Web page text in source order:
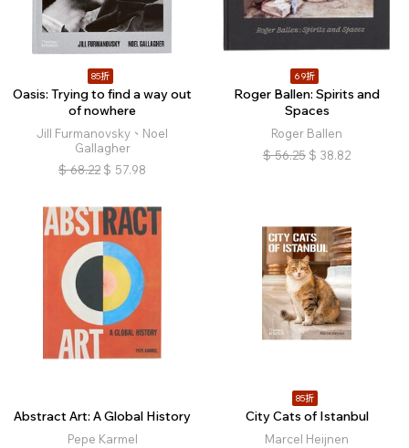
85折
Oasis: Trying to find a way out
of nowhere
Jill Furmanovsky、Noel
Gallagher
$ 68.22 $ 57.98
69折
Roger Ballen: Spirits and
Spaces
Roger Ballen
$ 56.25 $ 38.82
Abstract Art: A Global History
Pepe Karmel
85折
City Cats of Istanbul
Marcel Heijnen